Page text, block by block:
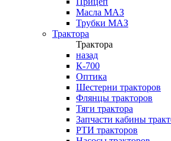
Масла МАЗ
Трубки МАЗ
Трактора
Трактора
назад
К-700
Оптика
Шестерни тракторов
Флянцы тракторов
Тяги трактора
Запчасти кабины
РТИ тракторов